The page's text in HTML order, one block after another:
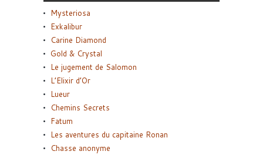
Mysteriosa
Exkalibur
Carine Diamond
Gold & Crystal
Le jugement de Salomon
L’Elixir d’Or
Lueur
Chemins Secrets
Fatum
Les aventures du capitaine Ronan
Chasse anonyme